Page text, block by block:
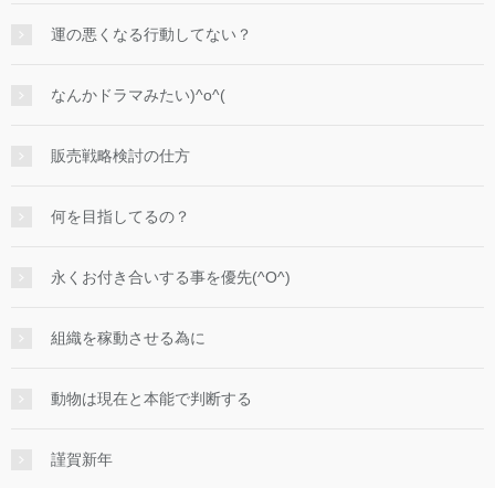
運の悪くなる行動してない？
なんかドラマみたい)^o^(
販売戦略検討の仕方
何を目指してるの？
永くお付き合いする事を優先(^O^)
組織を稼動させる為に
動物は現在と本能で判断する
謹賀新年